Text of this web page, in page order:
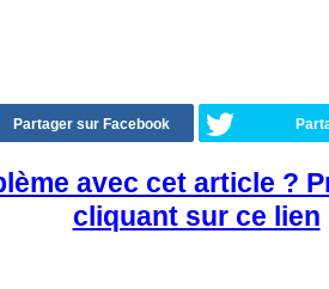
Partager sur Facebook
avec cet article ?
cliquant sur ce lien